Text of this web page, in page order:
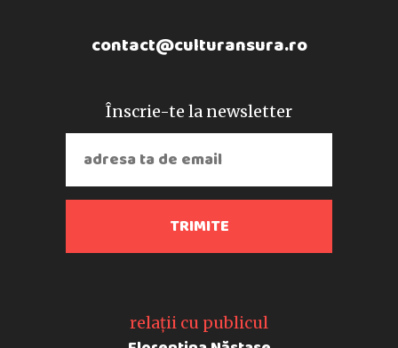
contact@culturansura.ro
Înscrie-te la newsletter
relații cu publicul